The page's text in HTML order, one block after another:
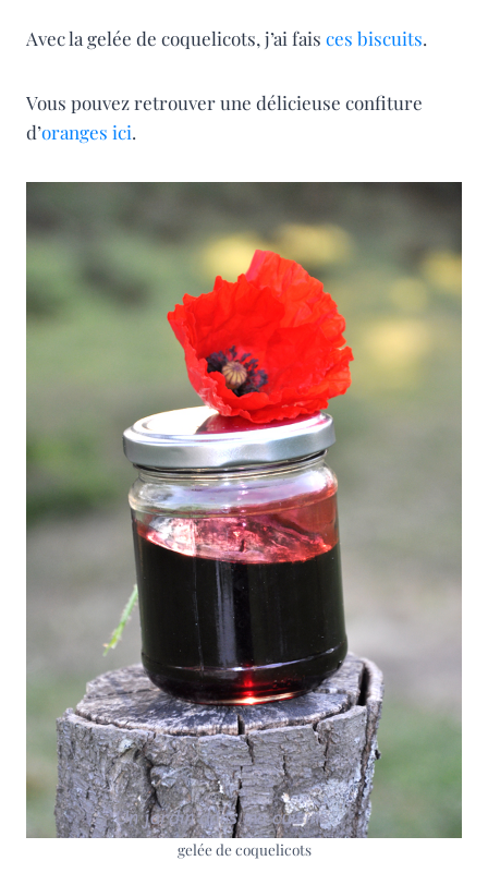
Avec la gelée de coquelicots, j’ai fais ces biscuits.
Vous pouvez retrouver une délicieuse confiture
d’oranges ici.
gelée de coquelicots